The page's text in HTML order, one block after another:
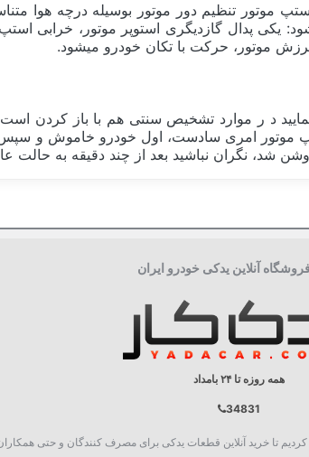
موتور تنظیم دور موتور بوسیله درچه هوا
یکی پدال گازدیگری استوپر موتور، خرابی
موتور، حرکت با تکان خودرو میشود.
د ر موارد تشخیص سنتی هم با باز کردن
موتور امری سادست، اول خودرو خاموش و سپس
شد، نگران نباشید بعد از چند دقیقه به حالت
آنلاین یدکی خودرو ایران
همه روزه تا ۲۴ بامداد
34831
های زیادی سپری کردیم تا خرید آنلاین قطعات یدکی برای مصرف کنندگان و